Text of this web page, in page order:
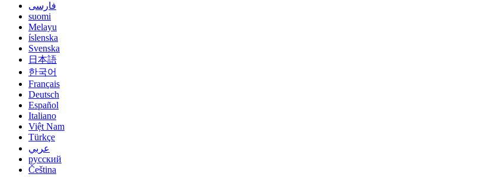
فارسی
suomi
Melayu
íslenska
Svenska
日本語
한국어
Français
Deutsch
Español
Italiano
Việt Nam
Türkçe
عربي
русский
Čeština